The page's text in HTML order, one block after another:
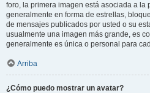
foro, la primera imagen está asociada a la
generalmente en forma de estrellas,
de mensajes publicados por usted o su
usualmente una imagen más grande, es
generalmente es única o personal para
Arriba
¿Cómo puedo mostrar un avatar?